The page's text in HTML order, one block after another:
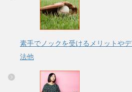
素手でノックを受けるメリットや
法他